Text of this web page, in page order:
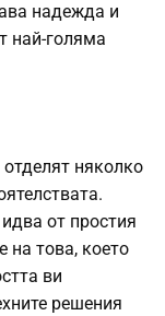
надежда и
най-голяма
няколко
от простия
на това, което
ви
решения